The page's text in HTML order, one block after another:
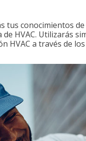
tus conocimientos
HVAC. Utilizarás
HVAC a través de